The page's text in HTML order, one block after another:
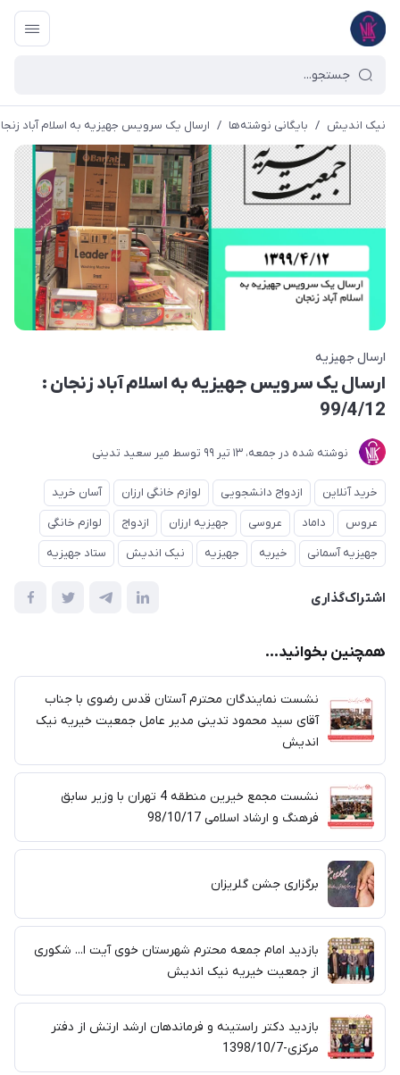
نیک اندیش / بایگانی نوشته‌ها / ارسال یک سرویس جهیزیه به اسلام آباد زنجان :
ارسال جهیزیه
ارسال یک سرویس جهیزیه به اسلام آباد زنجان :
99/4/12
نوشته شده در جمعه، 13 تير 99 توسط میر سعید تدینی
خرید آنلاین ازدواج دانشجویی لوازم خانگی ارزان
آسان خرید
عروس
داماد عروسی جهیزیه ارزان ازدواج
لوازم خانگی
جهیزیه آسمانی
خیریه جهیزیه نیک اندیش ستاد جهیزیه
اشتراک‌گذاری
همچنین بخوانید...
نشست نمایندگان محترم آستان قدس رضوی با جناب
آقای سید محمود تدینی مدیر عامل جمعیت خیریه نیک
اندیش
نشست مجمع خیرین منطقه 4 تهران با وزیر سابق
فرهنگ و ارشاد اسلامی 98/10/17
برگزاری جشن گلریزان
بازدید امام جمعه محترم شهرستان خوی آیت ا... شکوری
از جمعیت خیریه نیک اندیش
بازدید دکتر راستینه و فرماندهان ارشد ارتش از دفتر
مرکزی-1398/10/7